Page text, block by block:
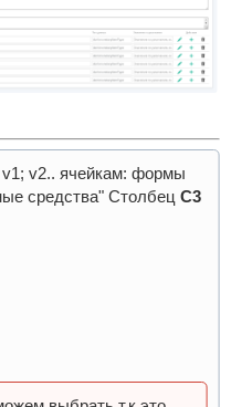
v2.. ячейкам: формы
средства" Столбец C3